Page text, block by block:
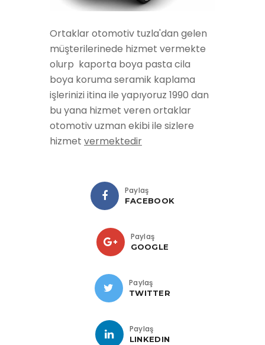
Ortaklar otomotiv tuzla'dan gelen
müşterilerinede hizmet vermekte
olurp kaporta boya pasta cila
boya koruma seramik kaplama
işlerinizi itina ile yapıyoruz 1990 dan
bu yana hizmet veren ortaklar
otomotiv uzman ekibi ile sizlere
hizmet vermektedir
Paylaş
FACEBOOK
Paylaş
GOOGLE
Paylaş
TWITTER
Paylaş
LINKEDIN